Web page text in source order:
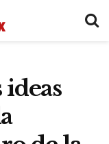
ideas